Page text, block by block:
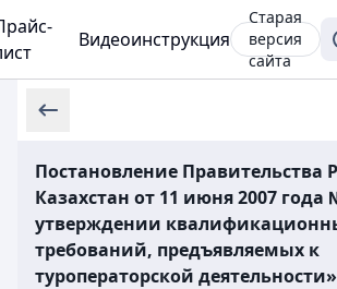
Видеоинструкция
Старая
версия
сайта
Постановление Правительства
Казахстан от 11 июня 2007 года
утверждении
требований, предъявляемых к
туроператорской